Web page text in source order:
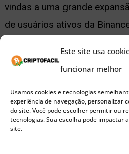
Este site usa
funcionar melhor
Usamos cookies e tecnologias
experiência de navegação, personalizar
do site. Você pode escolher permitir ou
tecnologias. Sua escolha pode impactar
site.
vindas a uma grande
de usuários ativos da
Problemas com o
No Brasil, a plataforma
No início de abril, usuários